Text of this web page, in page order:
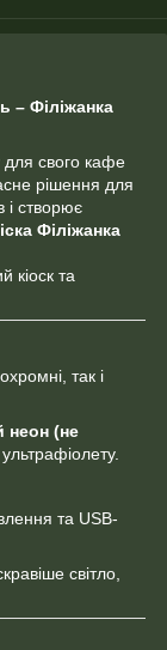
– Філіжанка
для свого кафе
рішення для
і створює
Філіжанка
кіоск та
так і
неон (не
та USB-
світло,